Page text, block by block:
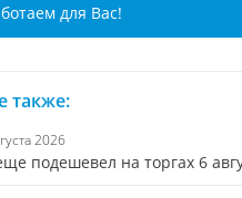
для Вас!
также:
2026
подешевел на торгах 6